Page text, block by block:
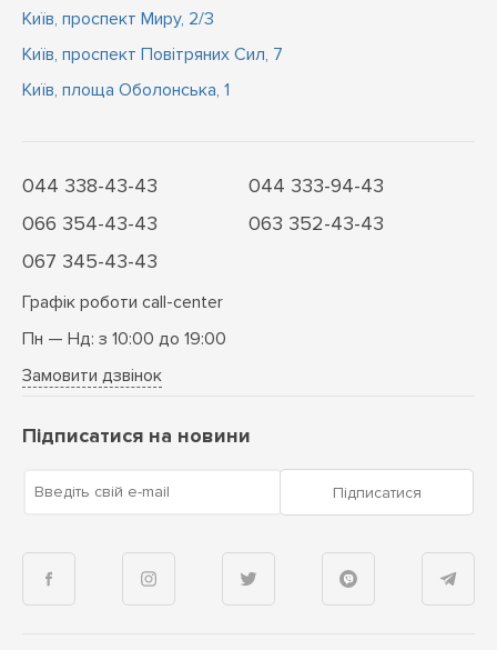
Київ, проспект Миру, 2/3
Київ, проспект Повітряних Сил, 7
Київ, площа Оболонська, 1
044 338-43-43
044 333-94-43
066 354-43-43
063 352-43-43
067 345-43-43
Графік роботи call-center
Пн — Нд: з 10:00 до 19:00
Замовити дзвінок
Підписатися на новини
Введіть свій e-mail Підписатися